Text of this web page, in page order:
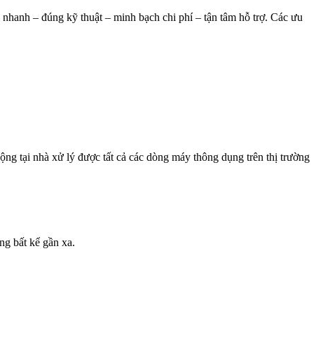
– đúng kỹ thuật – minh bạch chi phí – tận tâm hỗ trợ. Các ưu
tại nhà xử lý được tất cả các dòng máy thông dụng trên thị trường
bất kể gần xa.